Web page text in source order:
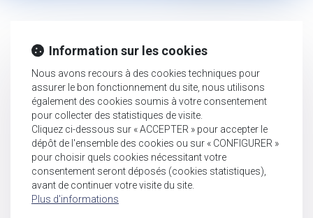
Information sur les cookies
Nous avons recours à des cookies techniques pour
assurer le bon fonctionnement du site, nous utilisons
également des cookies soumis à votre consentement
pour collecter des statistiques de visite.
Cliquez ci-dessous sur « ACCEPTER » pour accepter le
dépôt de l'ensemble des cookies ou sur « CONFIGURER »
pour choisir quels cookies nécessitant votre
consentement seront déposés (cookies statistiques),
avant de continuer votre visite du site.
Plus d'informations